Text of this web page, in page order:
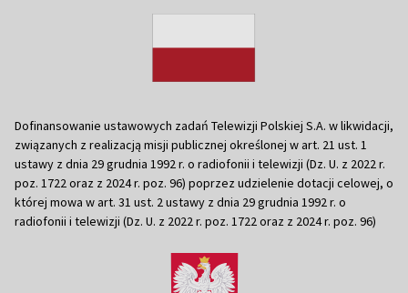
Dofinansowanie ustawowych zadań Telewizji Polskiej S.A. w likwidacji,
związanych z realizacją misji publicznej określonej w art. 21 ust. 1
ustawy z dnia 29 grudnia 1992 r. o radiofonii i telewizji (Dz. U. z 2022 r.
poz. 1722 oraz z 2024 r. poz. 96) poprzez udzielenie dotacji celowej, o
której mowa w art. 31 ust. 2 ustawy z dnia 29 grudnia 1992 r. o
radiofonii i telewizji (Dz. U. z 2022 r. poz. 1722 oraz z 2024 r. poz. 96)